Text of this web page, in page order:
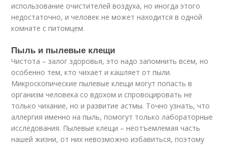
использование очистителей воздуха, но иногда этого
недостаточно, и человек не может находится в одной
комнате с питомцем.
Пыль и пылевые клещи
Чистота – залог здоровья, это надо запомнить всем, но
особенно тем, кто чихает и кашляет от пыли.
Микроскопические пылевые клещи могут попасть в
организм человека со вдохом и спровоцировать не
только чихание, но и развитие астмы. Точно узнать, что
аллергия именно на пыль, помогут только лабораторные
исследования. Пылевые клещи – неотъемлемая часть
нашей жизни, от них невозможно избавиться, поэтому